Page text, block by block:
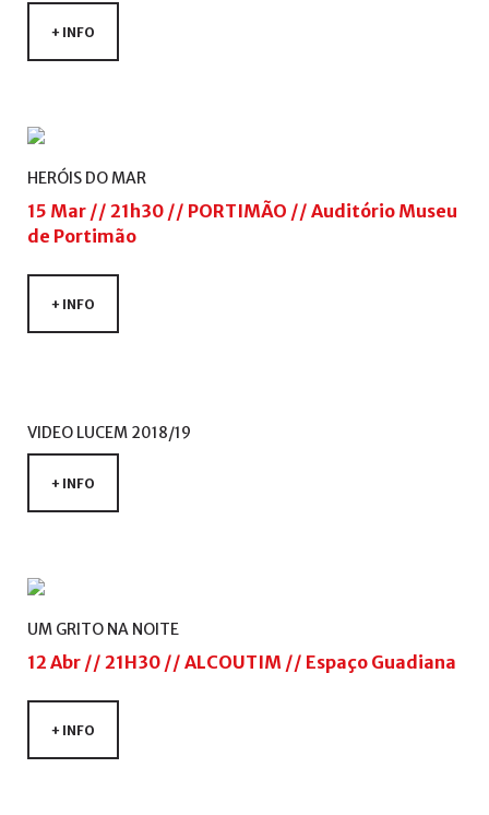
+ INFO
HERÓIS DOMAR
15 Mar // 21h30 // PORTIMÃO // Auditório Museu
de Portimão
+ INFO
VIDEO LUCEM 2018/19
+ INFO
UM GRITO NA NOITE
12 Abr // 21H30 // ALCOUTIM // Espaço Guadiana
+ INFO